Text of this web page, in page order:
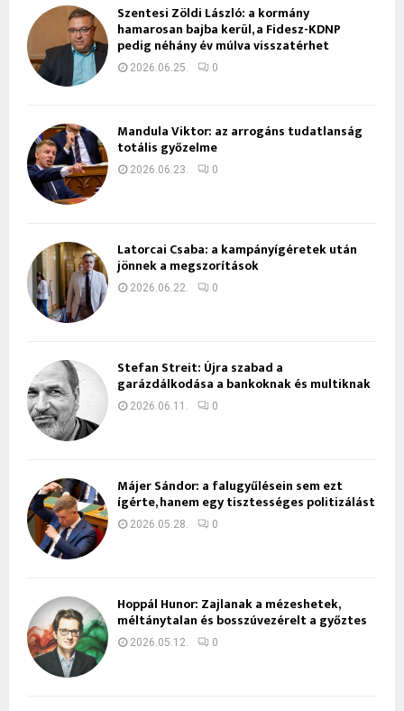
Szentesi Zöldi László: a kormány
hamarosan bajba kerül, a Fidesz-KDNP
pedig néhány év múlva visszatérhet
2026.06.25. 0
Mandula Viktor: az arrogáns tudatlanság
totális győzelme
2026.06.23. 0
Latorcai Csaba: a kampányígéretek után
jönnek a megszorítások
2026.06.22. 0
Stefan Streit: Újra szabad a
garázdálkodása a bankoknak és multiknak
2026.06.11. 0
Májer Sándor: a falugyűlésein sem ezt
ígérte, hanem egy tisztességes politizálást
2026.05.28. 0
Hoppál Hunor: Zajlanak a mézeshetek,
méltánytalan és bosszúvezérelt a győztes
2026.05.12. 0